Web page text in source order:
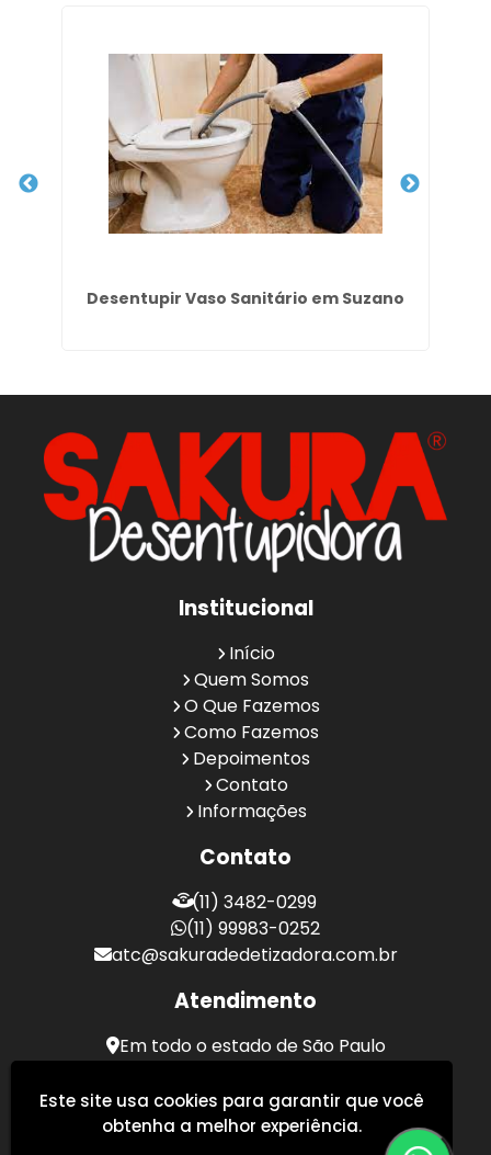
Desentupir Vaso Sanitário em Suzano
Institucional
Início
Quem Somos
O Que Fazemos
Como Fazemos
Depoimentos
Contato
Informações
Contato
(11) 3482-0299
(11) 99983-0252
atc@sakuradedetizadora.com.br
Atendimento
Em todo o estado de São Paulo
Este site usa cookies para garantir que você
obtenha a melhor experiência.